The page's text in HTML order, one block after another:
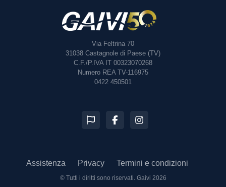
Via Feltrina 70
31038 Castagnole di Paese (TV)
C.F./P.IVA IT 00323070268
Numero REA TV-116975
0422 450501
Assistenza Privacy Termini e condizioni
© Tutti i diritti sono riservati. Gaivi 2026